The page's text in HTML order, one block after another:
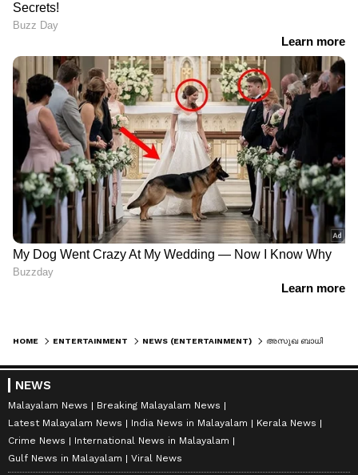
HOME ENTERTAINMENT NEWS (ENTERTAINMENT)
NEWS
Malayalam News
Breaking Malayalam News
Latest Malayalam News
India News in Malayalam
Kerala News
Crime News
International News in Malayalam
Gulf News in Malayalam
Viral News